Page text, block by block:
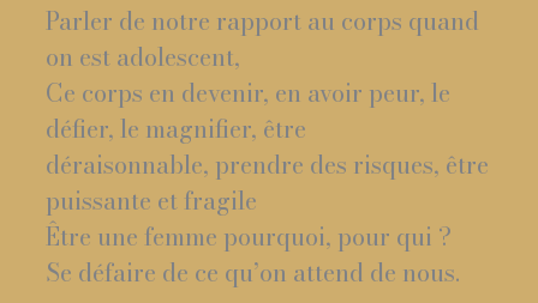
Parler de notre rapport au corps quand
on est adolescent,
Ce corps en devenir, en avoir peur, le
défier, le magnifier, être
déraisonnable, prendre des risques, être
puissante et fragile
Être une femme pourquoi, pour qui ?
Se défaire de ce qu’on attend de nous.